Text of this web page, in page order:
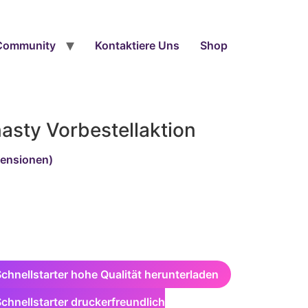
Kontaktiere Uns Shop
Vorbestellaktion
hohe Qualität herunterladen
druckerfreundlich